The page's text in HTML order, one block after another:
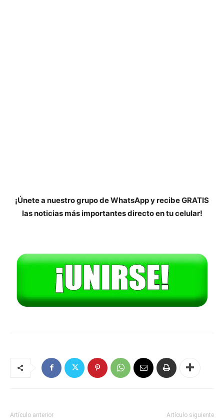
¡Únete a nuestro grupo de WhatsApp y recibe GRATIS
las noticias más importantes directo en tu celular!
Artículo anterior Artículo siguiente